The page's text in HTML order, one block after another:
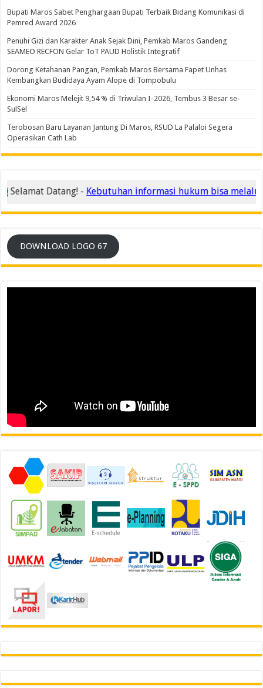
Bupati Maros Sabet Penghargaan Bupati Terbaik Bidang Komunikasi di
Pemred Award 2026
Penuhi Gizi dan Karakter Anak Sejak Dini, Pemkab Maros Gandeng
SEAMEO RECFON Gelar ToT PAUD Holistik Integratif
Dorong Ketahanan Pangan, Pemkab Maros Bersama Fapet Unhas
Kembangkan Budidaya Ayam Alope di Tompobulu
Ekonomi Maros Melejit 9,54 % di Triwulan I-2026, Tembus 3 Besar se-
SulSel
Terobosan Baru Layanan Jantung Di Maros, RSUD La Palaloi Segera
Operasikan Cath Lab
Selamat Datang! - Kebutuhan informasi hukum bisa melalui
DOWNLOAD LOGO 67